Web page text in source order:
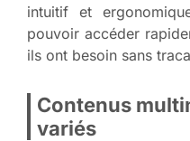
intuitif et
pouvoir accéder
ils ont besoin sans
Contenus
variés